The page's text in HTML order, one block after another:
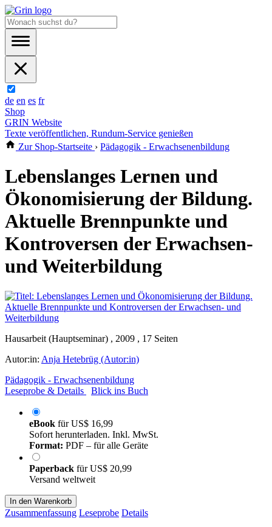
de en es fr
Shop
GRIN Website
Texte veröffentlichen, Rundum-Service genießen
Zur Shop-Startseite › Pädagogik - Erwachsenenbildung
Lebenslanges Lernen und
Ökonomisierung der Bildung.
Aktuelle Brennpunkte und
Kontroversen der Erwachsen-
und Weiterbildung
Hausarbeit (Hauptseminar) , 2009 , 17 Seiten
Autor:in: Anja Hetebrüg (Autor:in)
Pädagogik - Erwachsenenbildung
Leseprobe & Details
Blick ins Buch
eBook fürUS$ 16,99
Sofort herunterladen. Inkl. MwSt.
Format: PDF – für alle Geräte
Paperback fürUS$ 20,99
Versand weltweit
In den Warenkorb
Zusammenfassung Leseprobe Details